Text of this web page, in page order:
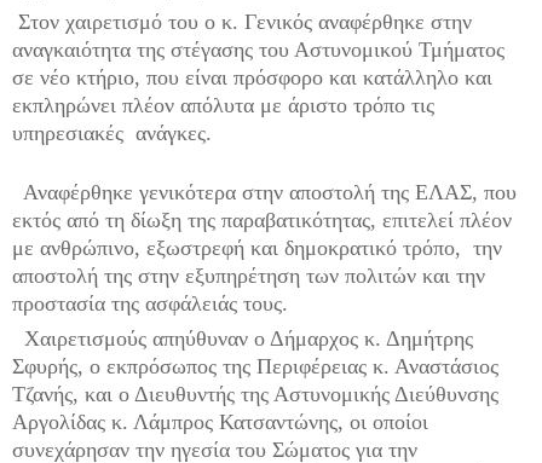
Στον χαιρετισμό του ο κ. Γενικός αναφέρθηκε στην
αναγκαιότητα της στέγασης του Αστυνομικού Τμήματος
σε νέο κτήριο, που είναι πρόσφορο και κατάλληλο και
εκπληρώνει πλέον απόλυτα με άριστο τρόπο τις
υπηρεσιακές ανάγκες.
Αναφέρθηκε γενικότερα στην αποστολή της ΕΛΑΣ, που
εκτός από τη δίωξη της παραβατικότητας, επιτελεί πλέον
με ανθρώπινο, εξωστρεφή και δημοκρατικό τρόπο, την
αποστολή της στην εξυπηρέτηση των πολιτών και την
προστασία της ασφάλειάς τους.
Χαιρετισμούς απηύθυναν ο Δήμαρχος κ. Δημήτρης
Σφυρής, ο εκπρόσωπος της Περιφέρειας κ. Αναστάσιος
Τζανής, και ο Διευθυντής της Αστυνομικής Διεύθυνσης
Αργολίδας κ. Λάμπρος Κατσαντώνης, οι οποίοι
συνεχάρησαν την ηγεσία του Σώματος για την